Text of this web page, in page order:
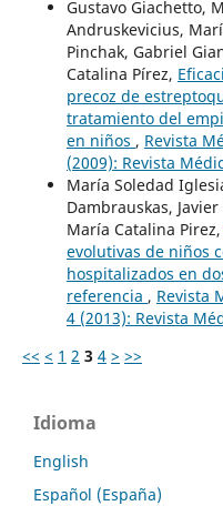
Gustavo Giachetto,
Andruskevicius,
Pinchak, Gabriel
Catalina Pírez,
precoz de
tratamiento del
en niños , Revista
(2009): Revista
María Soledad
Dambrauskas,
María Catalina Pirez,
evolutivas de niños
hospitalizados en
referencia , Revista
4 (2013): Revista
<< < 1 2 3 4 > >>
Idioma
English
Español (España)